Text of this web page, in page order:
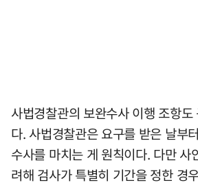
사법경찰관의 보완수사 이행 조항
다. 사법경찰관은 요구를 받은 날부
수사를 마치는 게 원칙이다. 다만 사
려해 검사가 특별히 기간을 정한 경